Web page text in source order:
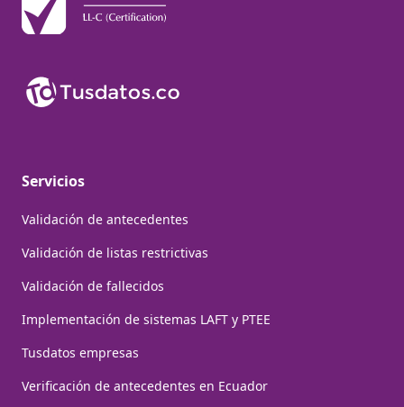
Servicios
Validación de antecedentes
Validación de listas restrictivas
Validación de fallecidos
Implementación de sistemas LAFT y PTEE
Tusdatos empresas
Verificación de antecedentes en Ecuador